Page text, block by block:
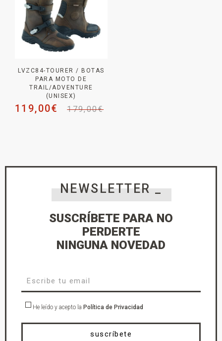
LVZC84-TOURER / BOTAS
PARA MOTO DE
TRAIL/ADVENTURE
(UNISEX)
179,00€
119,00€
NEWSLETTER _
SUSCRÍBETE PARA NO
PERDERTE
NINGUNA NOVEDAD
He leído y acepto la Política de Privacidad
suscríbete